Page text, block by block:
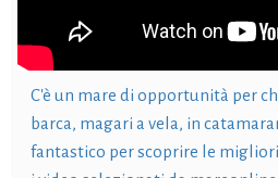
C'è un mare di opportunità per
barca, magari a vela, in
fantastico per scoprire le